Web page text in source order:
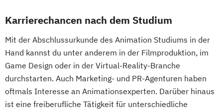
Karrierechancen nach dem Studium
Mit der Abschlussurkunde des Animation Studiums in der
Hand kannst du unter anderem in der Filmproduktion, im
Game Design oder in der Virtual-Reality-Branche
durchstarten. Auch Marketing- und PR-Agenturen haben
oftmals Interesse an Animationsexperten. Darüber hinaus
ist eine freiberufliche Tätigkeit für unterschiedliche